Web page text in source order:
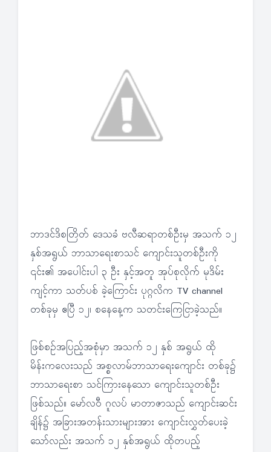
ဘာဒင်ဒိစတြိတ် ဒေသခံ ဗလီဆရာတစ်ဦးမှ အသက် ၁၂
နှစ်အရွယ် ဘာသာရေးစာသင် ကျောင်းသူတစ်ဦးကို
၎င်း၏ အပေါင်းပါ ၃ ဦး နှင့်အတူ အုပ်စုလိုက် မုဒိမ်း
ကျင့်ကာ သတ်ပစ် ခဲ့ကြောင်း ပုဂ္ဂလိက TV channel
တစ်ခုမှ ဧပြီ ၁၂၊ စနေနေ့က သတင်းကြေငြာခဲ့သည်။
ဖြစ်စဉ်အပြည့်အစုံမှာ အသက် ၁၂ နှစ် အရွယ် ထို
မိန်းကလေးသည် အစ္စလာမ်ဘာသာရေးကျောင်း တစ်ခု၌
ဘာသာရေးစာ သင်ကြားနေသော ကျောင်းသူတစ်ဦး
ဖြစ်သည်။ မော်လဝီ ဂူလပ် မာတာဇာသည် ကျောင်းဆင်း
ချိန်၌ အခြားအတန်းသားများအား ကျောင်းလွှတ်ပေးခဲ့
သော်လည်း အသက် ၁၂ နှစ်အရွယ် ထိုတပည့်